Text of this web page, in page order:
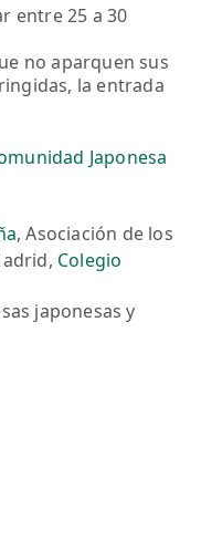
entre 25 a 30
no aparquen sus
la entrada
Japonesa
, Asociación de los
Colegio
japonesas y